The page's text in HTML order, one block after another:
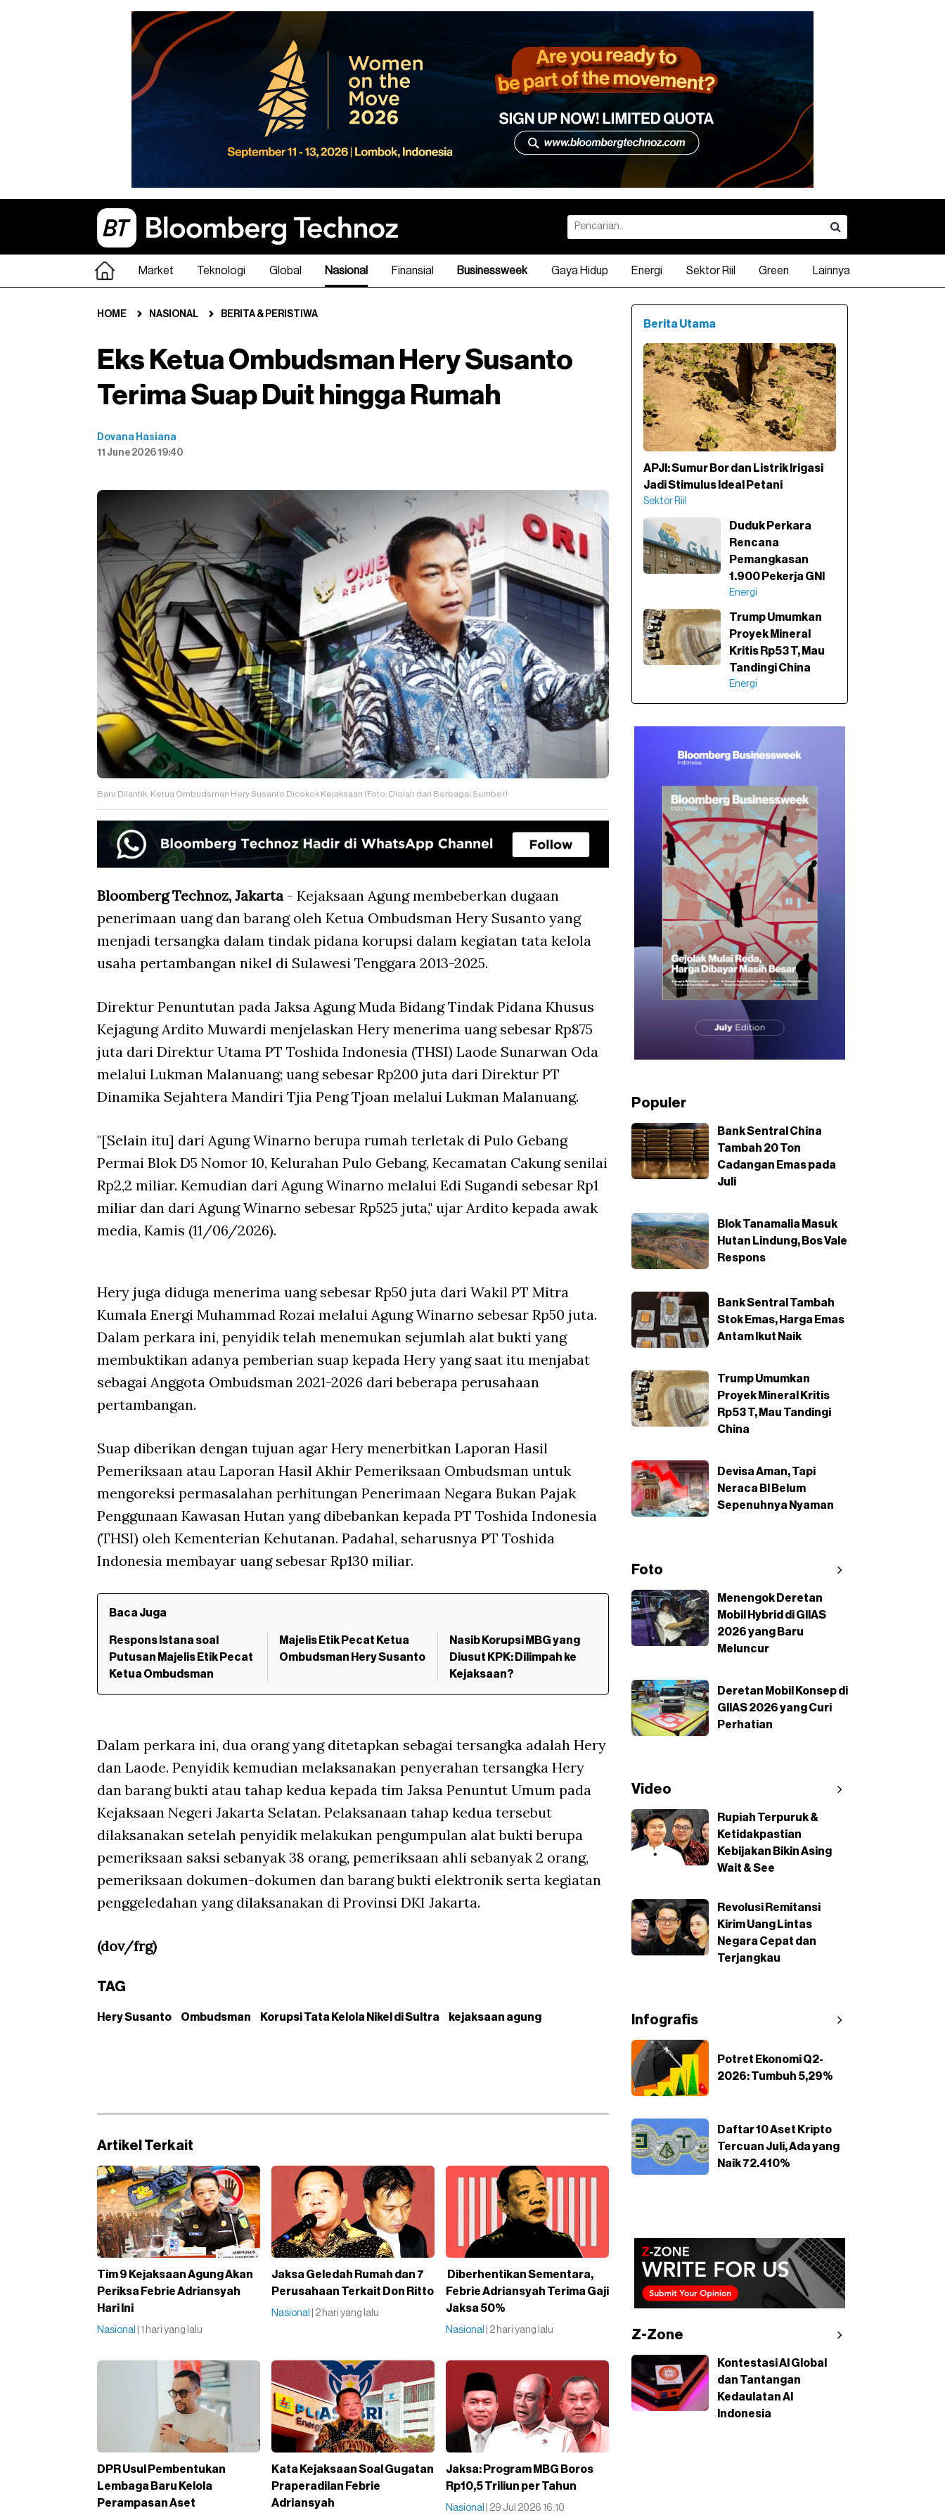
Market Teknologi Global Nasional Finansial Businessweek Gaya Hidup Energi Sektor Riil Green Lainnya
HOME NASIONAL BERITA & PERISTIWA
Eks Ketua Ombudsman Hery Susanto
Terima Suap Duit hingga Rumah
Dovana Hasiana
11 June 2026 19:40
Baru Dilantik, Ketua Ombudsman Hery Susanto Dicokok Kejaksaan (Foto: Diolah dari Berbagai Sumber)
Bloomberg Technoz, Jakarta- Kejaksaan Agung membeberkan dugaan
penerimaan uang dan barang oleh Ketua Ombudsman Hery Susanto yang
menjadi tersangka dalam tindak pidana korupsi dalam kegiatan tata kelola
usaha pertambangan nikel di Sulawesi Tenggara 2013-2025.
Direktur Penuntutan pada Jaksa Agung Muda Bidang Tindak Pidana Khusus
Kejagung Ardito Muwardi menjelaskan Hery menerima uang sebesar Rp875
juta dari Direktur Utama PT Toshida Indonesia (THSI) Laode Sunarwan Oda
melalui Lukman Malanuang; uang sebesar Rp200 juta dari Direktur PT
Dinamika Sejahtera Mandiri Tjia Peng Tjoan melalui Lukman Malanuang.
"[Selain itu] dari Agung Winarno berupa rumah terletak di Pulo Gebang
Permai Blok D5 Nomor 10, Kelurahan Pulo Gebang, Kecamatan Cakung senilai
Rp2,2 miliar. Kemudian dari Agung Winarno melalui Edi Sugandi sebesar Rp1
miliar dan dari Agung Winarno sebesar Rp525 juta," ujar Ardito kepada awak
media, Kamis (11/06/2026).
Hery juga diduga menerima uang sebesar Rp50 juta dari Wakil PT Mitra
Kumala Energi Muhammad Rozai melalui Agung Winarno sebesar Rp50 juta.
Dalam perkara ini, penyidik telah menemukan sejumlah alat bukti yang
membuktikan adanya pemberian suap kepada Hery yang saat itu menjabat
sebagai Anggota Ombudsman 2021-2026 dari beberapa perusahaan
pertambangan.
Suap diberikan dengan tujuan agar Hery menerbitkan Laporan Hasil
Pemeriksaan atau Laporan Hasil Akhir Pemeriksaan Ombudsman untuk
mengoreksi permasalahan perhitungan Penerimaan Negara Bukan Pajak
Penggunaan Kawasan Hutan yang dibebankan kepada PT Toshida Indonesia
(THSI) oleh Kementerian Kehutanan. Padahal, seharusnya PT Toshida
Indonesia membayar uang sebesar Rp130 miliar.
Baca Juga
Respons Istana soal
Putusan Majelis Etik Pecat
Ketua Ombudsman
Majelis Etik Pecat Ketua
Ombudsman Hery Susanto
Nasib Korupsi MBG yang
Diusut KPK: Dilimpah ke
Kejaksaan?
Dalam perkara ini, dua orang yang ditetapkan sebagai tersangka adalah Hery
dan Laode. Penyidik kemudian melaksanakan penyerahan tersangka Hery
dan barang bukti atau tahap kedua kepada tim Jaksa Penuntut Umum pada
Kejaksaan Negeri Jakarta Selatan. Pelaksanaan tahap kedua tersebut
dilaksanakan setelah penyidik melakukan pengumpulan alat bukti berupa
pemeriksaan saksi sebanyak 38 orang, pemeriksaan ahli sebanyak 2 orang,
pemeriksaan dokumen-dokumen dan barang bukti elektronik serta kegiatan
penggeledahan yang dilaksanakan di Provinsi DKI Jakarta.
(dov/frg)
TAG
Hery Susanto Ombudsman Korupsi Tata Kelola Nikel di Sultra kejaksaan agung
Artikel Terkait
Tim 9 Kejaksaan Agung Akan
Periksa Febrie Adriansyah
Hari Ini
Nasional | 1 hari yang lalu
Jaksa Geledah Rumah dan 7
Perusahaan Terkait Don Ritto
Nasional | 2 hari yang lalu
Diberhentikan Sementara,
Febrie Adriansyah Terima Gaji
Jaksa 50%
Nasional | 2 hari yang lalu
DPR Usul Pembentukan
Lembaga Baru Kelola
Perampasan Aset
Kata Kejaksaan Soal Gugatan
Praperadilan Febrie
Adriansyah
Jaksa: Program MBG Boros
Rp10,5 Triliun per Tahun
Nasional | 29 Jul 2026 16:10
Berita Utama
APJI: Sumur Bor dan Listrik Irigasi
Jadi Stimulus Ideal Petani
Sektor Riil
Duduk Perkara
Rencana
Pemangkasan
1.900 Pekerja GNI
Energi
Trump Umumkan
Proyek Mineral
Kritis Rp53 T, Mau
Tandingi China
Energi
Populer
Bank Sentral China
Tambah 20 Ton
Cadangan Emas pada
Juli
Blok Tanamalia Masuk
Hutan Lindung, Bos Vale
Respons
Bank Sentral Tambah
Stok Emas, Harga Emas
Antam Ikut Naik
Trump Umumkan
Proyek Mineral Kritis
Rp53 T, Mau Tandingi
China
Devisa Aman, Tapi
Neraca BI Belum
Sepenuhnya Nyaman
Foto
Menengok Deretan
Mobil Hybrid di GIIAS
2026 yang Baru
Meluncur
Deretan Mobil Konsep di
GIIAS 2026 yang Curi
Perhatian
Video
Rupiah Terpuruk &
Ketidakpastian
Kebijakan Bikin Asing
Wait & See
Revolusi Remitansi
Kirim Uang Lintas
Negara Cepat dan
Terjangkau
Infografis
Potret Ekonomi Q2-
2026: Tumbuh 5,29%
Daftar 10 Aset Kripto
Tercuan Juli, Ada yang
Naik 72.410%
Z-Zone
Kontestasi AI Global
dan Tantangan
Kedaulatan AI
Indonesia